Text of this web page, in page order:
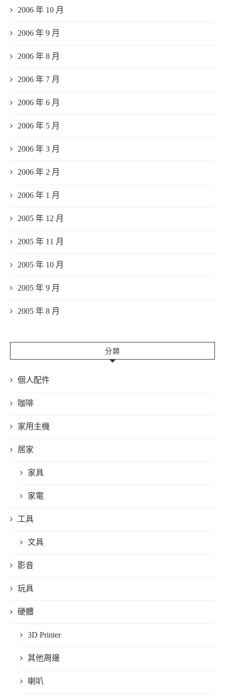
2006 年 10 月
2006 年 9 月
2006 年 8 月
2006 年 7 月
2006 年 6 月
2006 年 5 月
2006 年 3 月
2006 年 2 月
2006 年 1 月
2005 年 12 月
2005 年 11 月
2005 年 10 月
2005 年 9 月
2005 年 8 月
分類
個人配件
咖啡
家用主機
居家
家具
家電
工具
文具
影音
玩具
硬體
3D Printer
其他周邊
喇叭